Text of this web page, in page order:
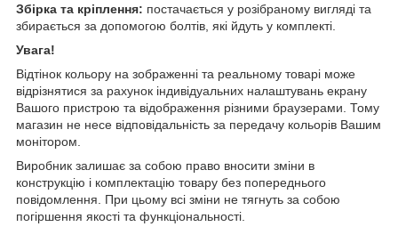
Збірка та кріплення: постачається у розібраному вигляді та
збирається за допомогою болтів, які йдуть у комплекті.
Увага!
Відтінок кольору на зображенні та реальному товарі може
відрізнятися за рахунок індивідуальних налаштувань екрану
Вашого пристрою та відображення різними браузерами. Тому
магазин не несе відповідальність за передачу кольорів Вашим
монітором.
Виробник залишає за собою право вносити зміни в
конструкцію і комплектацію товару без попереднього
повідомлення. При цьому всі зміни не тягнуть за собою
погіршення якості та функціональності.